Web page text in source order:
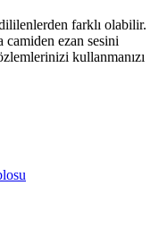
farklı olabilir.
camiden ezan sesini
kullanmanızı